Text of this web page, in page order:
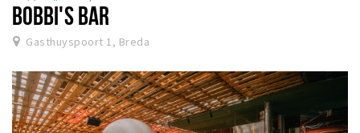
BOBBI'S BAR
Gasthuyspoort 1, Breda